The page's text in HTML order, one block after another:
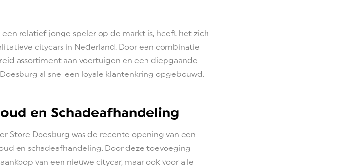
relatief jonge speler op de markt is, heeft het zich
citycars in Nederland. Door een combinatie
assortiment aan voertuigen en een diepgaande
al snel een loyale klantenkring opgebouwd.
en Schadeafhandeling
Store Doesburg was de recente opening van een
en schadeafhandeling. Door deze toevoeging
van een nieuwe citycar, maar ook voor alle